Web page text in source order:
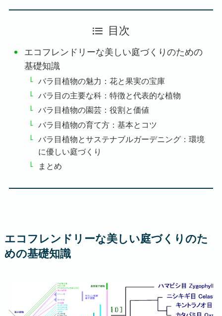
目次
エコフレンドリーな美しい庭づくりのための
基礎知識
バラ目植物の魅力：花と果実の宝庫
バラ目の主要な科：特徴と代表的な植物
バラ目植物の園芸：役割と価値
バラ目植物の育て方：基本とコツ
バラ目植物とサステナブルガーデニング：環境
に優しい庭づくり
まとめ
エコフレンドリーな美しい庭づくりのた
めの基礎知識